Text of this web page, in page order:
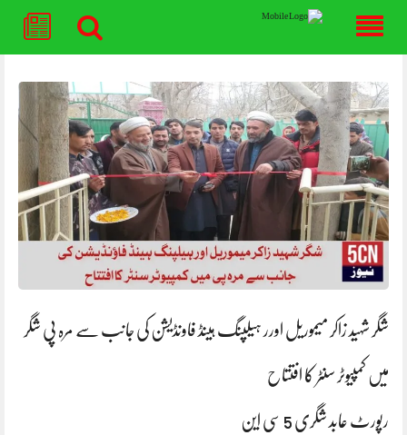
content
شگر شہید زاکر میموریل اورر ہیلپنگ ہینڈ فاونڈیشن کی جانب سے مرہ پی شگر
میں کمپیوٹر سنٹر کا افتتاح
رپورٹ عابد شگری 5 سی این